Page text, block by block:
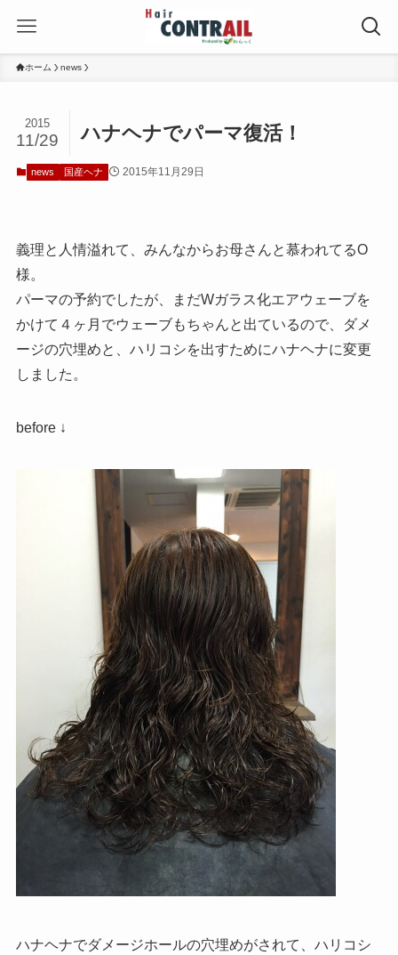
ホーム news
ハナヘナでパーマ復活！
2015
11/29
news 国産ヘナ 2015年11月29日
義理と人情溢れて、みんなからお母さんと慕われてるO
様。
パーマの予約でしたが、まだWガラス化エアウェーブを
かけて４ヶ月でウェーブもちゃんと出ているので、ダメ
ージの穴埋めと、ハリコシを出すためにハナヘナに変更
しました。
before ↓
ハナヘナでダメージホールの穴埋めがされて、ハリコシ